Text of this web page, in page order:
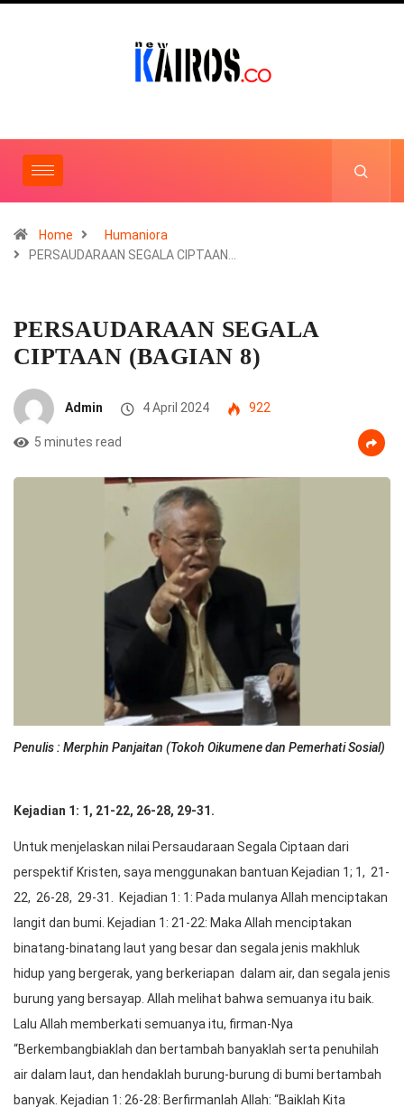
Home
Humaniora
PERSAUDARAAN SEGALA CIPTAAN…
PERSAUDARAAN SEGALA
CIPTAAN (BAGIAN 8)
Admin 4 April 2024 922
5 minutes read
Penulis : Merphin Panjaitan (Tokoh Oikumene dan Pemerhati Sosial)
Kejadian 1: 1, 21-22, 26-28, 29-31.
Untuk menjelaskan nilai Persaudaraan Segala Ciptaan dari
perspektif Kristen, saya menggunakan bantuan Kejadian 1; 1, 21-
22, 26-28, 29-31. Kejadian 1: 1: Pada mulanya Allah menciptakan
langit dan bumi. Kejadian 1: 21-22: Maka Allah menciptakan
binatang-binatang laut yang besar dan segala jenis makhluk
hidup yang bergerak, yang berkeriapan dalam air, dan segala jenis
burung yang bersayap. Allah melihat bahwa semuanya itu baik.
Lalu Allah memberkati semuanya itu, firman-Nya
“Berkembangbiaklah dan bertambah banyaklah serta penuhilah
air dalam laut, dan hendaklah burung-burung di bumi bertambah
banyak. Kejadian 1: 26-28: Berfirmanlah Allah: “Baiklah Kita